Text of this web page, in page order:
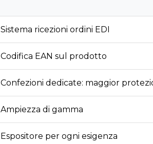
Sistema ricezioni ordini EDI
Codifica EAN sul prodotto
Confezioni dedicate: maggior
Ampiezza di gamma
Espositore per ogni esigenza